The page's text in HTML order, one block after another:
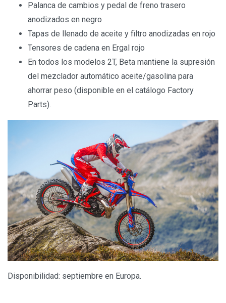
Palanca de cambios y pedal de freno trasero
anodizados en negro
Tapas de llenado de aceite y filtro anodizadas en rojo
Tensores de cadena en Ergal rojo
En todos los modelos 2T, Beta mantiene la supresión
del mezclador automático aceite/gasolina para
ahorrar peso (disponible en el catálogo Factory
Parts).
Disponibilidad: septiembre en Europa.